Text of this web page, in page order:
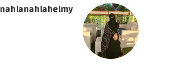
nahlanahlahelmy